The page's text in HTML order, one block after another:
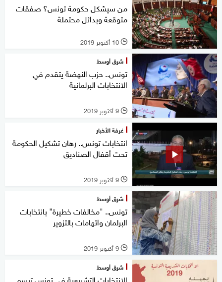
من سيشكل حكومة تونس؟ صفقات
متوقعة وبدائل محتملة
l 10 أكتوبر 2019
شرق أوسط
تونس.. حزب النهضة يتقدم في
الانتخابات البرلمانية
l 9 أكتوبر 2019
غرفة الأخبار
انتخابات تونس.. رهان تشكيل الحكومة
تحت أقفال الصناديق
l 9 أكتوبر 2019
شرق أوسط
تونس.. "مخالفات خطيرة" بانتخابات
البرلمان واتهامات بالتزوير
l 9 أكتوبر 2019
شرق أوسط
الانتخابات التشريعية في تونس ترسم